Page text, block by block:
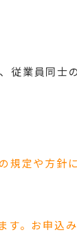
従業員同士
規定や方針
す。お申込